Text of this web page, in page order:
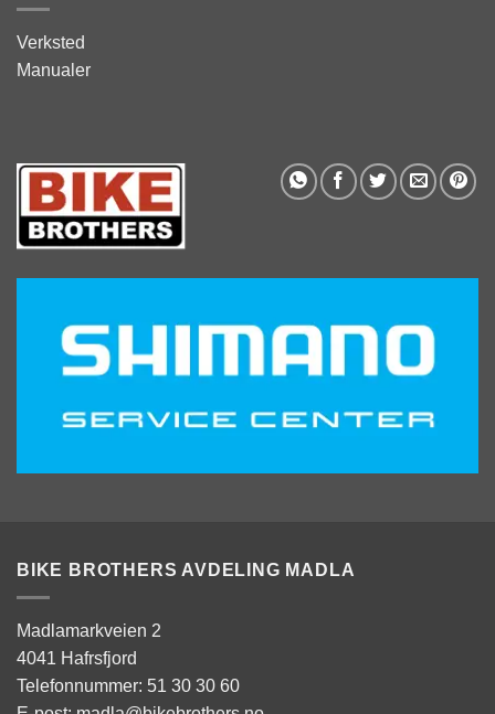
Verksted
Manualer
BIKE BROTHERS AVDELING MADLA
Madlamarkveien 2
4041 Hafrsfjord
Telefonnummer: 51 30 30 60